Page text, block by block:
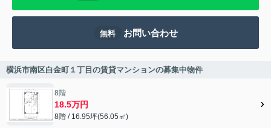
無料 お問い合わせ
横浜市南区白金町１丁目の賃貸マンションの募集中物件
8階
18.5万円
8階 / 16.95坪(56.05㎡)